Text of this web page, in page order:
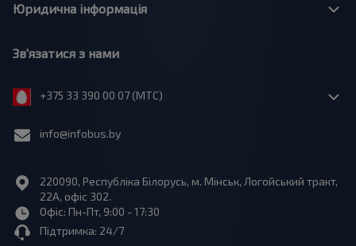
Юридична інформація
Зв'язатися з нами
+375 33 390 00 07 (МТС)
info@infobus.by
220090, Республіка Білорусь, м. Мінськ, Логойський тракт,
22А, офіс 302.
Офіс: Пн-Пт, 9:00 - 17:30
Підтримка: 24/7